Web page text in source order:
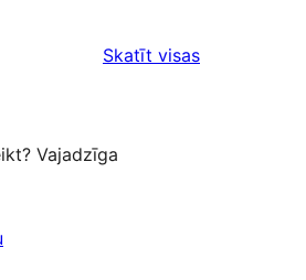
Skatīt visasatsauksmes
Vajadzīga